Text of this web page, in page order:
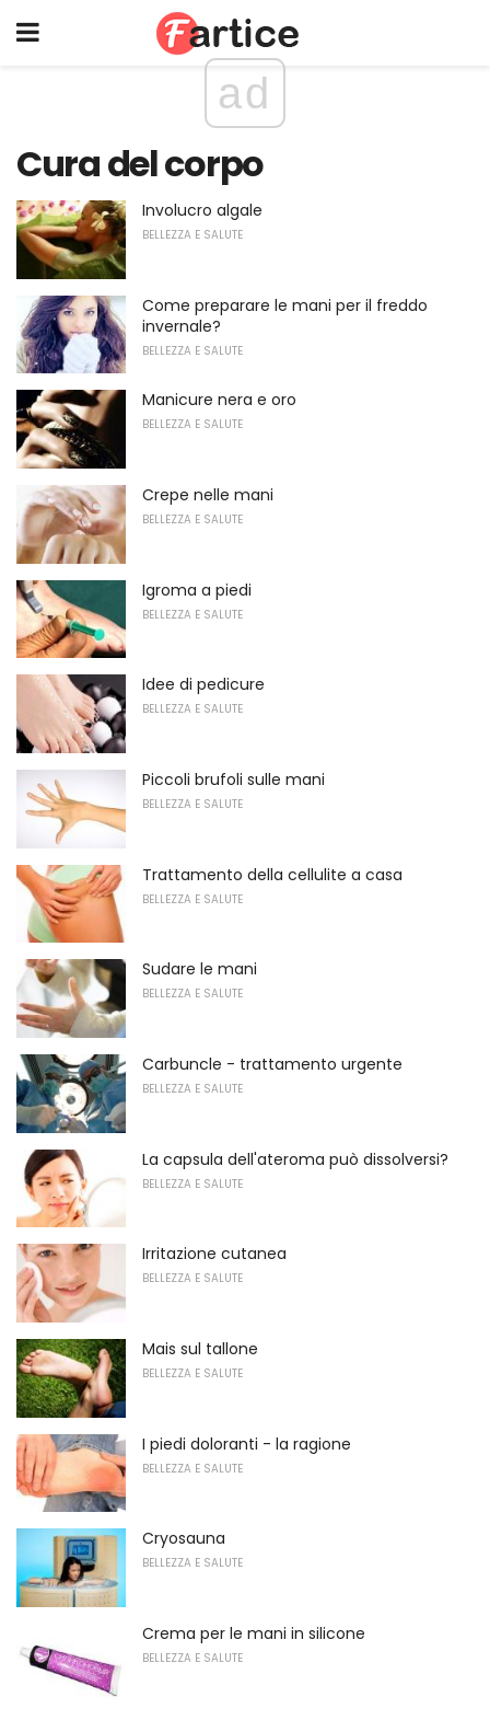
ad
Cura del corpo
Involucro algale
BELLEZZA E SALUTE
Come preparare le mani per il freddo
invernale?
BELLEZZA E SALUTE
Manicure nera e oro
BELLEZZA E SALUTE
Crepe nelle mani
BELLEZZA E SALUTE
Igroma a piedi
BELLEZZA E SALUTE
Idee di pedicure
BELLEZZA E SALUTE
Piccoli brufoli sulle mani
BELLEZZA E SALUTE
Trattamento della cellulite a casa
BELLEZZA E SALUTE
Sudare le mani
BELLEZZA E SALUTE
Carbuncle - trattamento urgente
BELLEZZA E SALUTE
La capsula dell'ateroma può dissolversi?
BELLEZZA E SALUTE
Irritazione cutanea
BELLEZZA E SALUTE
Mais sul tallone
BELLEZZA E SALUTE
I piedi doloranti - la ragione
BELLEZZA E SALUTE
Cryosauna
BELLEZZA E SALUTE
Crema per le mani in silicone
BELLEZZA E SALUTE